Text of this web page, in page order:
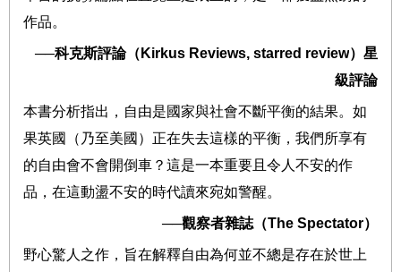
作品。
──科克斯評論（ Kirkus Reviews, starred review）星
級評論
本書分析指出，自由是國家與社會不斷平衡的結果。如
果英國（乃至美國）正在失去這樣的平衡，我們所享有
的自由會不會開倒車？這是一本重要且令人不安的作
品，在這動盪不安的時代讀來宛如警醒。
──觀察者雜誌（The Spectator）
野心驚人之作，旨在解釋自由為何並不總是存在於世上